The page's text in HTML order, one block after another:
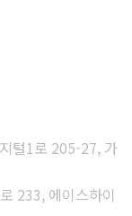
털1로 205-27, 가
233, 에이스하이